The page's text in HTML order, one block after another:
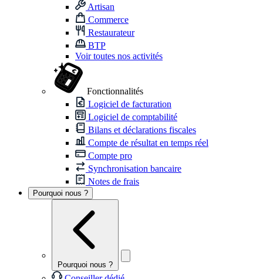
Artisan
Commerce
Restaurateur
BTP
Voir toutes nos activités
Fonctionnalités
Logiciel de facturation
Logiciel de comptabilité
Bilans et déclarations fiscales
Compte de résultat en temps réel
Compte pro
Synchronisation bancaire
Notes de frais
Pourquoi nous ?
Pourquoi nous ?